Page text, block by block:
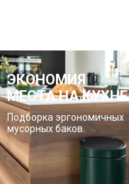
ЭКОНОМИЯ
МЕСТА НА
Подборка эргономичных
мусорных баков.